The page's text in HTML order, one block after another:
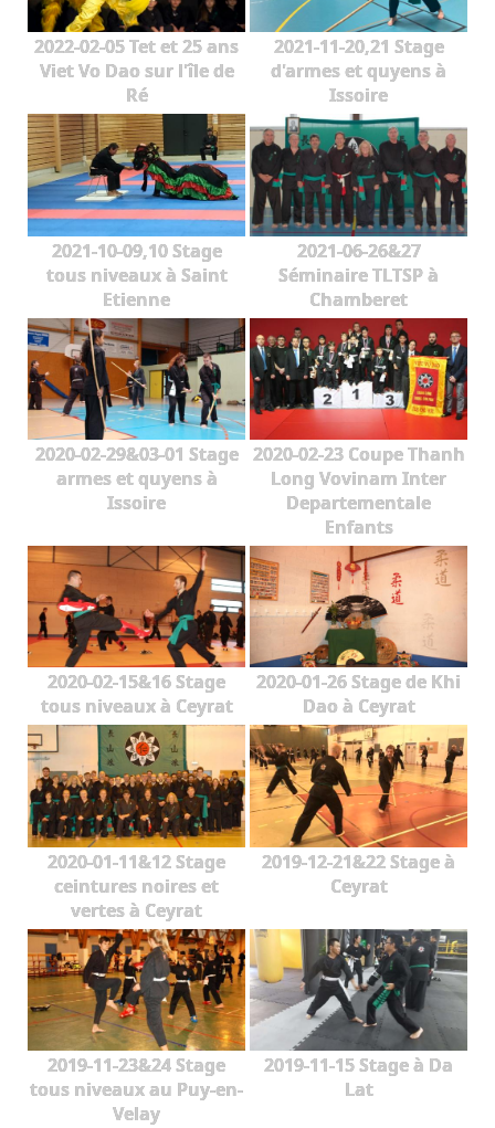
2022-02-05 Tet et 25 ans
Viet Vo Dao sur l'île de
Ré
2021-11-20,21 Stage
d'armes et quyens à
Issoire
2021-10-09,10 Stage
tous niveaux à Saint
Etienne
2021-06-26&27
Séminaire TLTSP à
Chamberet
2020-02-29&03-01 Stage
armes et quyens à
Issoire
2020-02-23 Coupe Thanh
Long Vovinam Inter
Departementale
Enfants
2020-02-15&16 Stage
tous niveaux à Ceyrat
2020-01-26 Stage de Khi
Dao à Ceyrat
2020-01-11&12 Stage
ceintures noires et
vertes à Ceyrat
2019-12-21&22 Stage à
Ceyrat
2019-11-23&24 Stage
tous niveaux au Puy-en-
Velay
2019-11-15 Stage à Da
Lat